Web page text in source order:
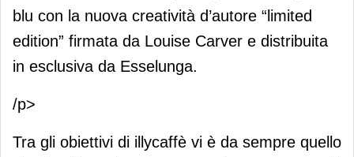
blu con la nuova creatività d’autore “limited
edition” firmata da Louise Carver e distribuita
in esclusiva da Esselunga.
/p>
Tra gli obiettivi di illycaffè vi è da sempre quello